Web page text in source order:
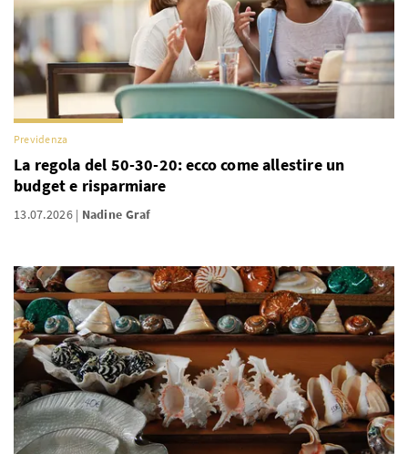
Previdenza
La regola del 50-30-20: ecco come allestire un
budget e risparmiare
13.07.2026 Nadine Graf